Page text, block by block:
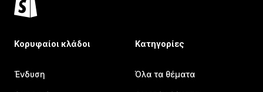
Κορυφαίοι κλάδοι
Ένδυση
Κατηγορίες
Όλα τα θέματα